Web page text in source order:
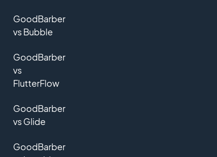
GoodBarber
vs Bubble
GoodBarber
vs
FlutterFlow
GoodBarber
vs Glide
GoodBarber